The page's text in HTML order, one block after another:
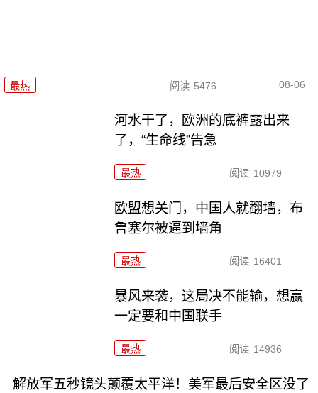
最热 阅读 5476 08-06
河水干了，欧洲的底裤露出来
了，“生命线”告急
最热 阅读 10979
欧盟想关门，中国人就翻墙，布
鲁塞尔被逼到墙角
最热 阅读 16401
暴风来袭，这局决不能输，想赢
一定要和中国联手
最热 阅读 14936
解放军五秒镜头颠覆太平洋！美军最后安全区没了